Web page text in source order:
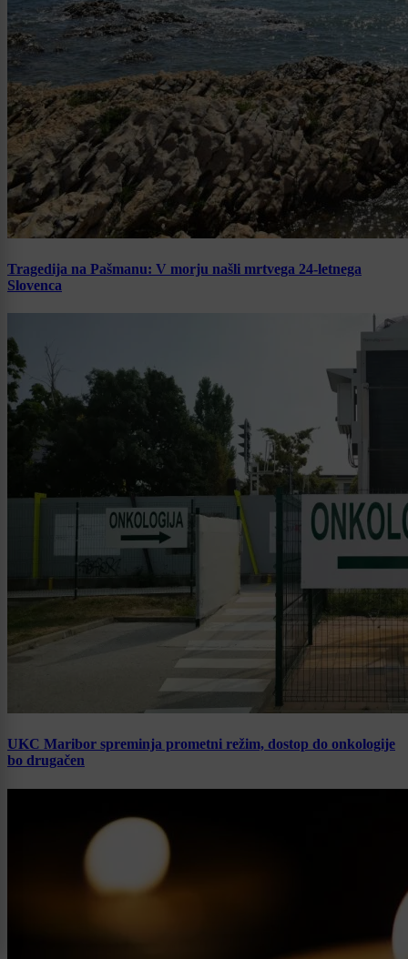
Tragedija na Pašmanu: V morju našli mrtvega 24-letnega
Slovenca
UKC Maribor spreminja prometni režim, dostop do onkologije
bo drugačen